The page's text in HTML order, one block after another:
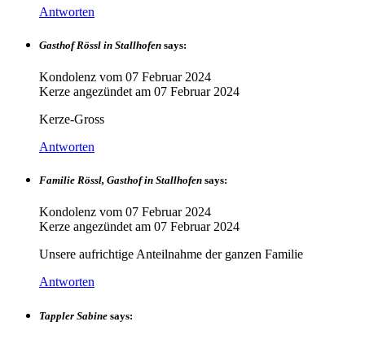
Antworten
Gasthof Rössl in Stallhofen says:
Kondolenz vom 07 Februar 2024
Kerze angezündet am 07 Februar 2024
Kerze-Gross
Antworten
Familie Rössl, Gasthof in Stallhofen says:
Kondolenz vom 07 Februar 2024
Kerze angezündet am 07 Februar 2024
Unsere aufrichtige Anteilnahme der ganzen Familie
Antworten
Tappler Sabine says: